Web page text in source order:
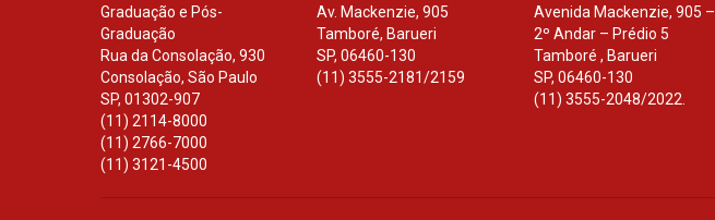
Graduação e Pós-
Graduação
Rua da Consolação, 930
Consolação, São Paulo
SP, 01302-907
(11) 2114-8000
(11) 2766-7000
(11) 3121-4500
Av. Mackenzie, 905
Tamboré, Barueri
SP,06460-130
(11) 3555-2181/2159
Avenida Mackenzie, 905 –
2º Andar – Prédio 5
Tamboré , Barueri
SP, 06460-130
(11) 3555-2048/2022.